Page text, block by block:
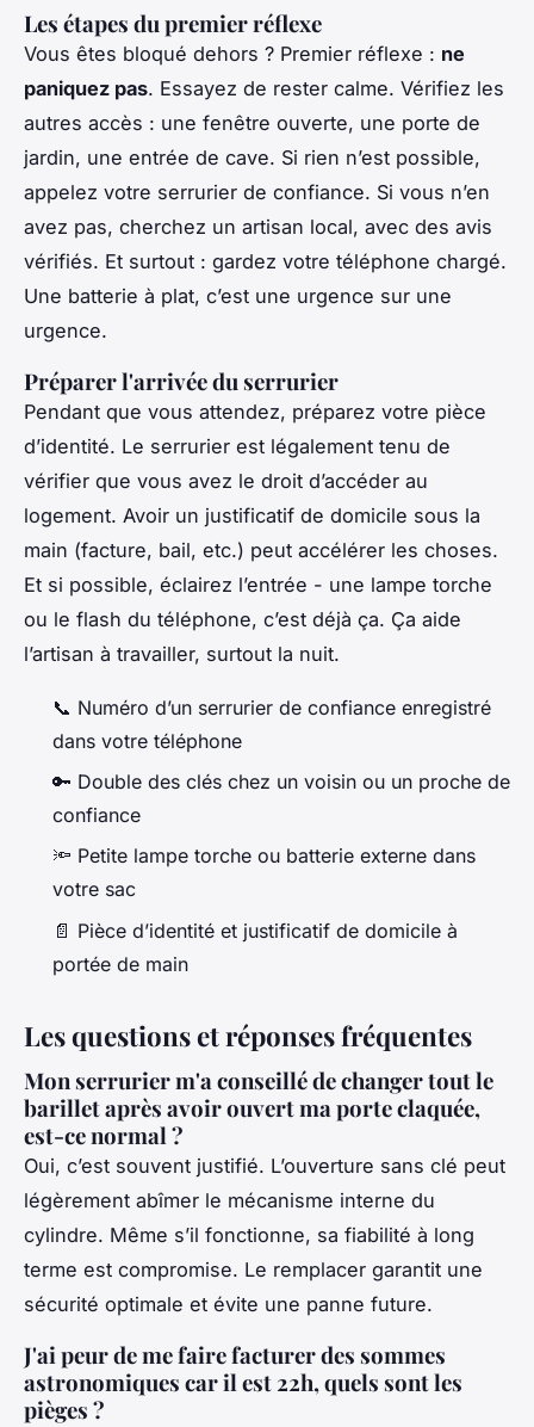
Les étapes du premier réflexe
Vous êtes bloqué dehors ? Premier réflexe : ne
paniquez pas. Essayez de rester calme. Vérifiez les
autres accès : une fenêtre ouverte, une porte de
jardin, une entrée de cave. Si rien n’est possible,
appelez votre serrurier de confiance. Si vous n’en
avez pas, cherchez un artisan local, avec des avis
vérifiés. Et surtout : gardez votre téléphone chargé.
Une batterie à plat, c’est une urgence sur une
urgence.
Préparer l'arrivée du serrurier
Pendant que vous attendez, préparez votre pièce
d’identité. Le serrurier est légalement tenu de
vérifier que vous avez le droit d’accéder au
logement. Avoir un justificatif de domicile sous la
main (facture, bail, etc.) peut accélérer les choses.
Et si possible, éclairez l’entrée - une lampe torche
ou le flash du téléphone, c’est déjà ça. Ça aide
l’artisan à travailler, surtout la nuit.
📞 Numéro d’un serrurier de confiance enregistré
dans votre téléphone
🔑 Double des clés chez un voisin ou un proche de
confiance
🔦 Petite lampe torche ou batterie externe dans
votre sac
📄 Pièce d’identité et justificatif de domicile à
portée de main
Les questions et réponses fréquentes
Mon serrurier m'a conseillé de changer tout le
barillet après avoir ouvert ma porte claquée,
est-ce normal ?
Oui, c’est souvent justifié. L’ouverture sans clé peut
légèrement abîmer le mécanisme interne du
cylindre. Même s’il fonctionne, sa fiabilité à long
terme est compromise. Le remplacer garantit une
sécurité optimale et évite une panne future.
J'ai peur de me faire facturer des sommes
astronomiques car il est 22h, quels sont les
pièges ?